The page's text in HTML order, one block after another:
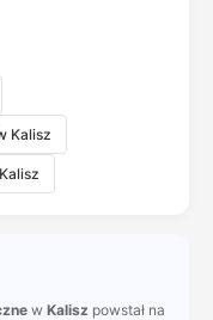
Kalisz
w Kalisz powstał na